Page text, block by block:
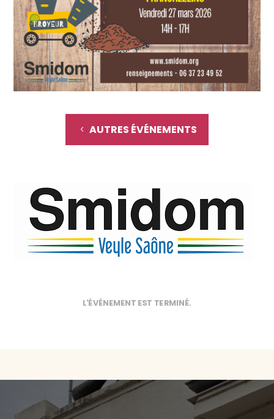
AUTRES ÉVÉNEMENTS
L'ÉVÉNEMENT EST TERMINÉ.